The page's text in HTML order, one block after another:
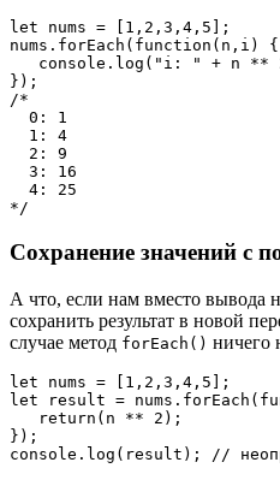
let nums = [1,2,3,4,5];
nums.forEach(function(n,i) {
});
/*
*/
Сохранение значений с
А что, если нам вместо вывода
сохранить результат в новой
случае метод forEach() ничего
let nums = [1,2,3,4,5];
let result =
});
console.log(result); //